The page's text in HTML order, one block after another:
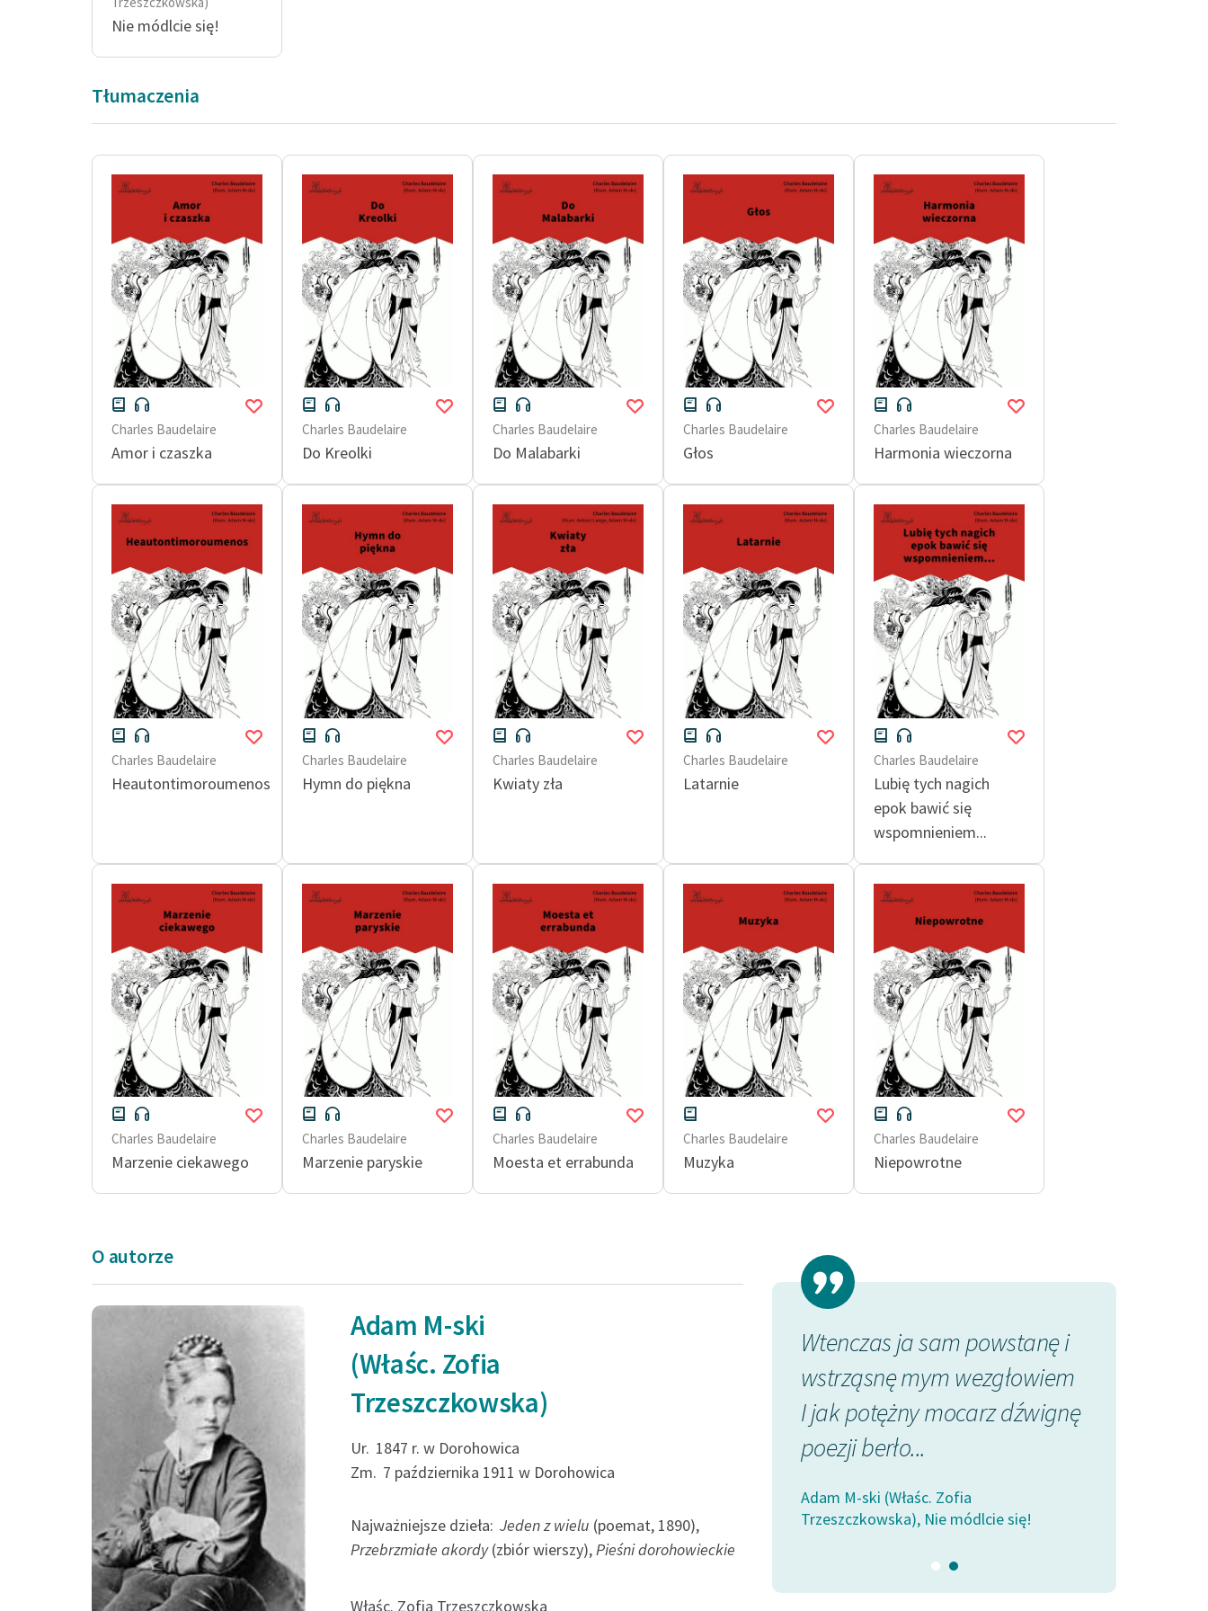
Nie módlcie się!
Tłumaczenia
Charles Baudelaire
Amor i czaszka
Charles Baudelaire
Do Kreolki
Charles Baudelaire
Do Malabarki
Charles Baudelaire
Głos
Charles Baudelaire
Harmonia wieczorna
Charles Baudelaire
Heautontimoroumenos
Charles Baudelaire
Hymn do piękna
Charles Baudelaire
Kwiaty zła
Charles Baudelaire
Latarnie
Charles Baudelaire
Lubię tych nagich
epok bawić się
wspomnieniem...
Charles Baudelaire
Marzenie ciekawego
Charles Baudelaire
Marzenie paryskie
Charles Baudelaire
Moesta et errabunda
Charles Baudelaire
Muzyka
Charles Baudelaire
Niepowrotne
O autorze
Adam M-ski
(Właśc. Zofia
Trzeszczkowska)
Ur. 1847 r. w Dorohowica
Zm. 7 października 1911 w Dorohowica
Najważniejsze dzieła: Jeden z wielu (poemat, 1890),
Przebrzmiałe akordy(zbiór wierszy),Pieśni dorohowieckie
Właśc. Zofia Trzeszczkowska
Wtenczas ja sam powstanę i
wstrząsnę mym wezgłowiem
I jak potężny mocarz dźwignę
poezji berło...
Adam M-ski (Właśc. Zofia
Trzeszczkowska), Nie módlcie się!
Muszę się jeszcze zbudzić, jak
ogień w łonie...
Trzeszczkowska), Nie módlcie się!
Wtenczas ja sam powstanę i
wstrząsnę mym wezgłowiem
I jak potężny mocarz dźwignę
poezji berło...
Adam M-ski (Właśc. Zofia
Trzeszczkowska), Nie módlcie się!